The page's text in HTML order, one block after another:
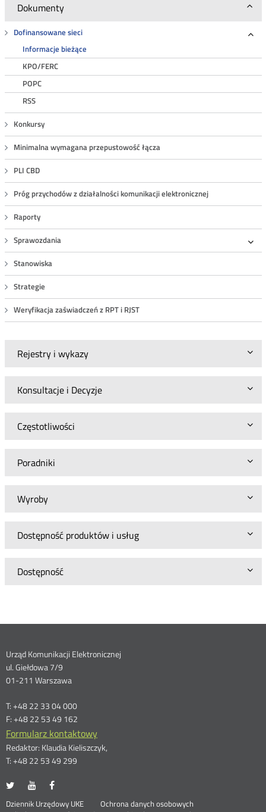
Dokumenty
Dofinansowane sieci
Informacje bieżące
KPO/FERC
POPC
RSS
Konkursy
Minimalna wymagana przepustowość łącza
PLI CBD
Próg przychodów z działalności komunikacji elektronicznej
Raporty
Sprawozdania
Stanowiska
Strategie
Weryfikacja zaświadczeń z RPT i RJST
Rejestry i wykazy
Konsultacje i Decyzje
Częstotliwości
Poradniki
Wyroby
Dostępność produktów i usług
Dostępność
Dane
kontaktowe
Urząd Komunikacji Elektronicznej
ul. Giełdowa 7/9
01-211 Warszawa
T: +48 22 33 04 000
F: +48 22 53 49 162
Formularz kontaktowy
Redaktor: Klaudia Kieliszczyk,
T: +48 22 53 49 299
UKE
portalu
Otwórz
nowym
UKE
portalu
Otwórz
nowymportalu
nowym
Dziennik Urzędowy UKE Otwórz
Ochrona danych osobowych